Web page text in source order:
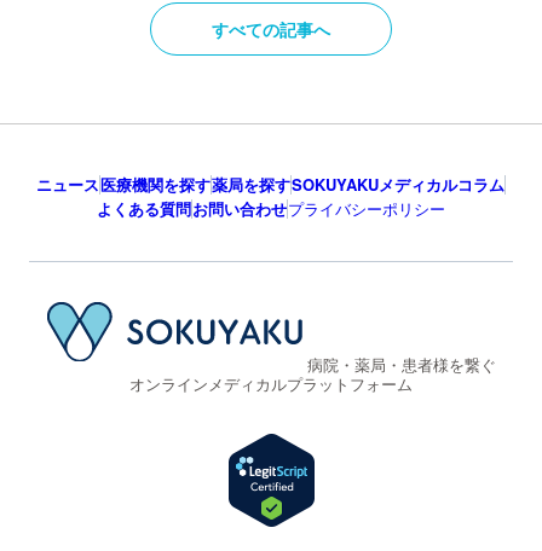
すべての記事へ
ニュース医療機関を探す薬局を探すSOKUYAKUメディカルコラム
よくある質問お問い合わせプライバシーポリシー
病院・薬局・患者様を繋ぐ
オンラインメディカルプラットフォーム